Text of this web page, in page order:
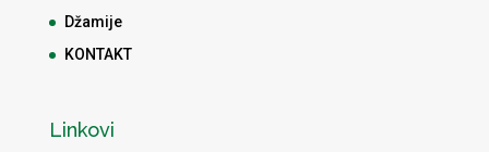
Džamije
KONTAKT
Linkovi